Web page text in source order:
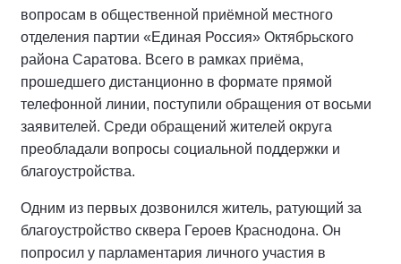
вопросам в общественной приёмной местного
отделения партии «Единая Россия» Октябрьского
района Саратова. Всего в рамках приёма,
прошедшего дистанционно в формате прямой
телефонной линии, поступили обращения от восьми
заявителей. Среди обращений жителей округа
преобладали вопросы социальной поддержки и
благоустройства.
Одним из первых дозвонился житель, ратующий за
благоустройство сквера Героев Краснодона. Он
попросил у парламентария личного участия в